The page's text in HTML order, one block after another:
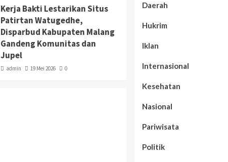
Kerja Bakti Lestarikan Situs
Patirtan Watugedhe,
Disparbud Kabupaten Malang
Gandeng Komunitas dan
Jupel
admin 19 Mei 2026 0
Daerah
Hukrim
Iklan
Internasional
Kesehatan
Nasional
Pariwisata
Politik